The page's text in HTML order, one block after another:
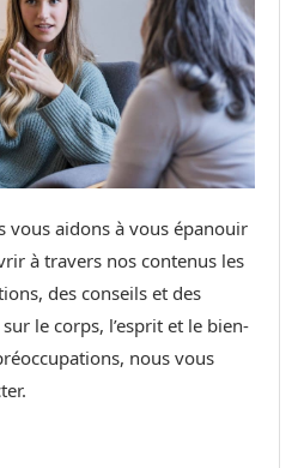
vous aidons à vous épanouir
à travers nos contenus les
des conseils et des
le corps, l’esprit et le bien-
nous vous